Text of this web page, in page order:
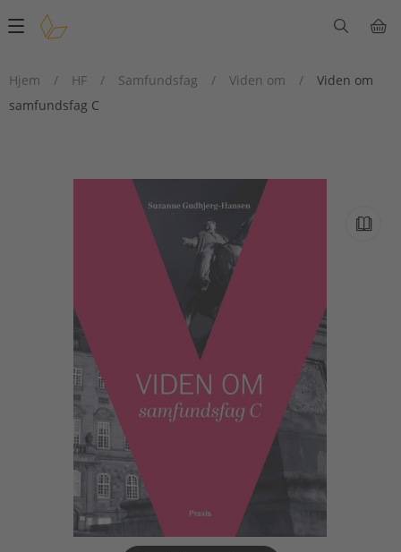
Main
Hjem
/ HF / Samfundsfag / Viden om /
Viden om
samfundsfag C